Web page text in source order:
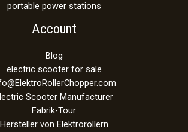
portable power stations
Account
Blog
electric scooter for sale
Scooter Manufacturer
Fabrik-Tour
Hersteller von Elektrorollern